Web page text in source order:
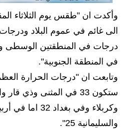
وأكدت ان "طقس يوم الثلاثاء
الى غائم في عموم البلاد
درجات في المنطقتين الوسطى
في المنطقة الجنوبية".
وتابعت ان "درجات الحرارة
ستكون 33 في المثنى وذي
والسليمانية 25".